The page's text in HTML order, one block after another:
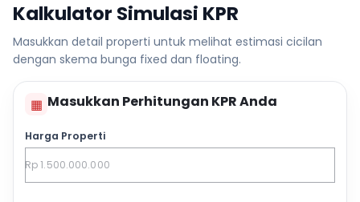
Kalkulator Simulasi KPR
Masukkan detail properti untuk melihat estimasi cicilan
dengan skema bunga fixed dan floating.
▦ Masukkan Perhitungan KPR Anda
Harga Properti